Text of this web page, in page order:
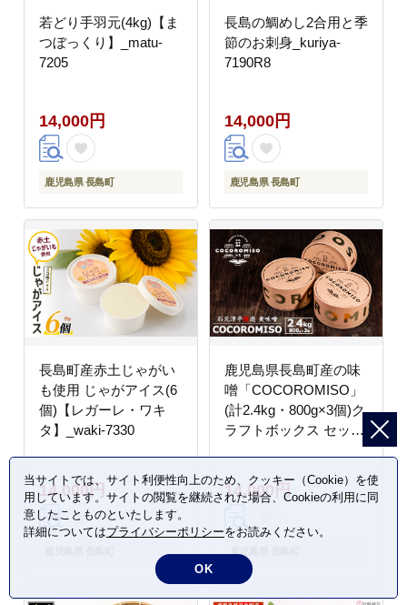
若どり手羽元(4kg)【ま
つぼっくり】_matu-
7205
14,000円
鹿児島県 長島町
長島の鯛めし2合用と季
節のお刺身_kuriya-
7190R8
14,000円
鹿児島県 長島町
長島町産赤土じゃがい
も使用 じゃがアイス(6
個)【レガーレ・ワキ
タ】_waki-7330
14,000円
鹿児島県長島町産の味
噌「COCOROMISO」
(計2.4kg・800g×3個)ク
ラフトボックス セット
元淳平醸造】_cocoro-
14,000円
当サイトでは、サイト利便性向上のため、クッキー（Cookie）を使
用しています。サイトの閲覧を継続された場合、Cookieの利用に同
意したことものといたします。
詳細についてはプライバシーポリシーをお読みください。
OK